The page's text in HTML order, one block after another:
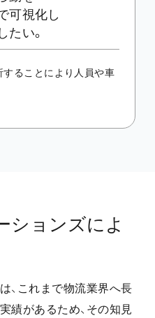
可視化し
たい。
することにより人員や車
ションズに よ
、これまで物流業界へ長
績があるため、その知見